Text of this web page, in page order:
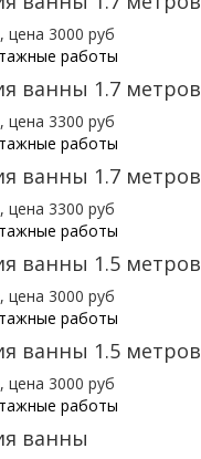
цена 3000 руб
ванны 1.7 метров
цена 3300 руб
ванны 1.7 метров
цена 3300 руб
ванны 1.5 метров
цена 3000 руб
ванны 1.5 метров
цена 3000 руб
ванны